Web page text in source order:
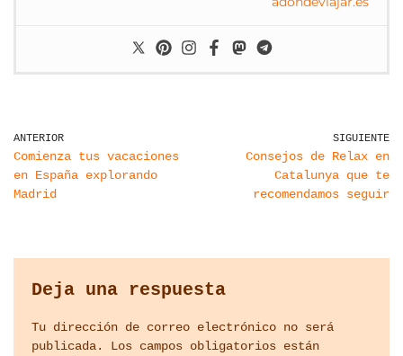
ANTERIOR
Comienza tus vacaciones
en España explorando
Madrid
SIGUIENTE
Consejos de Relax en
Catalunya que te
recomendamos seguir
Deja una respuesta
Tu dirección de correo electrónico no será
publicada.
Los campos obligatorios están